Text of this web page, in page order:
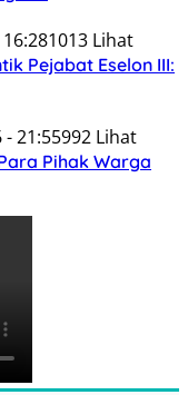
1013 Lihat
Pejabat Eselon III:
- 21:55992 Lihat
Pihak Warga